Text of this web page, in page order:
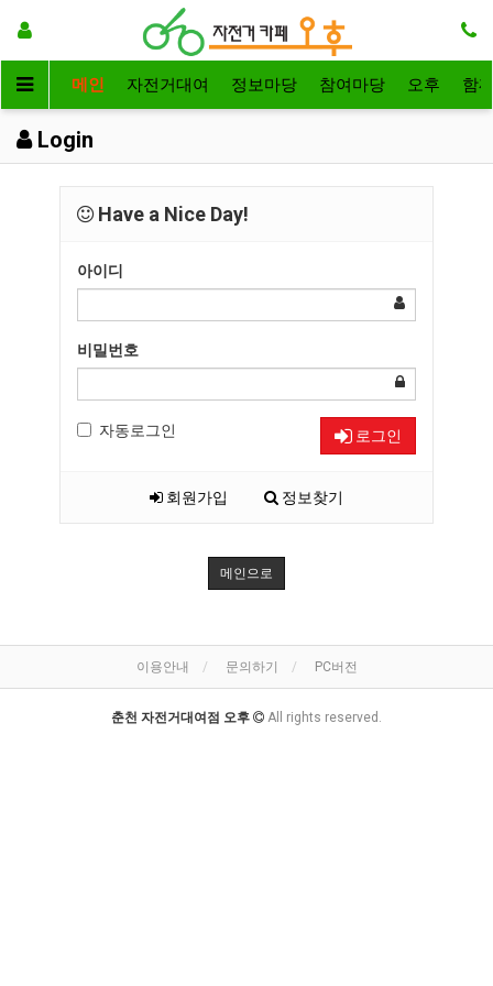
메인 자전거대여 정보마당 참여마당 오후 함
Login
Have a Nice Day!
아이디
비밀번호
자동로그인 로그인
회원가입 정보찾기
메인으로
이용안내 문의하기 PC버전
춘천 자전거대여점 오후 All rights reserved.